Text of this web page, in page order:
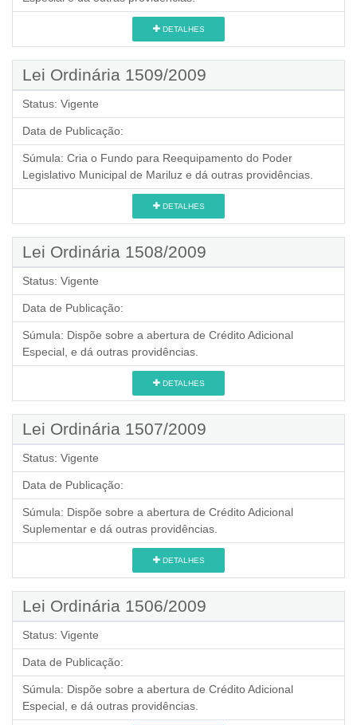
DETALHES
Lei Ordinária 1509/2009
Status: Vigente
Data de Publicação:
Súmula: Cria o Fundo para Reequipamento do Poder
Legislativo Municipal de Mariluz e dá outras providências.
DETALHES
Lei Ordinária 1508/2009
Status: Vigente
Data de Publicação:
Súmula: Dispõe sobre a abertura de Crédito Adicional
Especial, e dá outras providências.
DETALHES
Lei Ordinária 1507/2009
Status: Vigente
Data de Publicação:
Súmula: Dispõe sobre a abertura de Crédito Adicional
Suplementar e dá outras providências.
DETALHES
Lei Ordinária 1506/2009
Status: Vigente
Data de Publicação:
Súmula: Dispõe sobre a abertura de Crédito Adicional
Especial, e dá outras providências.